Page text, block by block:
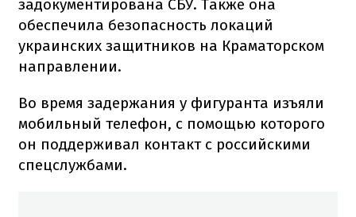
задокументирована СБУ. Также она
обеспечила безопасность локаций
украинских защитников на Краматорском
направлении.
Во время задержания у фигуранта изъяли
мобильный телефон, с помощью которого
он поддерживал контакт с российскими
спецслужбами.